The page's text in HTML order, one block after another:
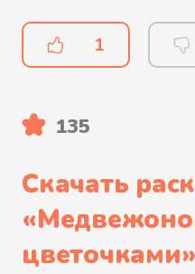
1
135
Скачать
«
цветочками»